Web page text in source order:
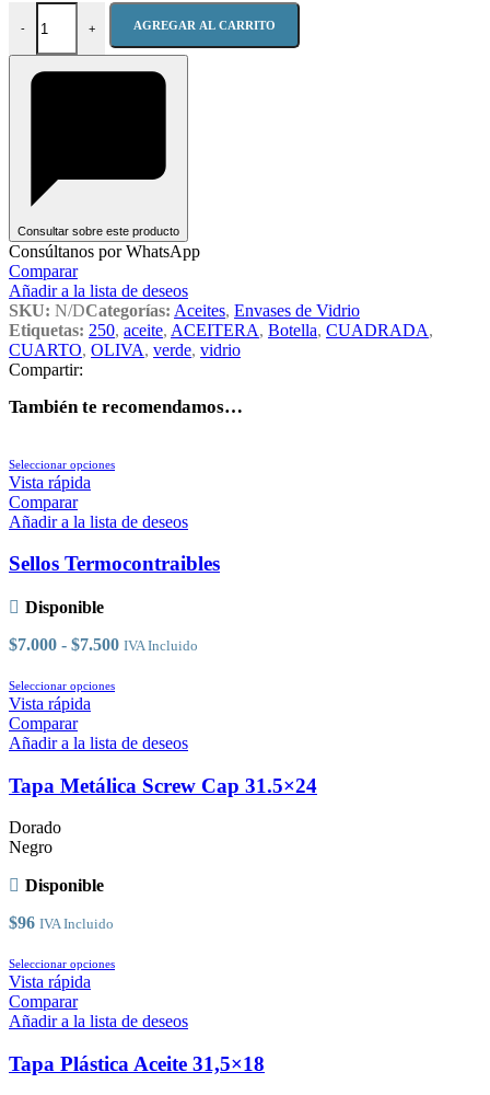
-
Botella Aceite Cuadrada 250 ml B/S cantidad
+ AGREGAR AL CARRITO
Consultar sobre este producto
Consúltanos por WhatsApp
Comparar
Añadir a la lista de deseos
SKU: N/DCategorías: Aceites, Envases de Vidrio
Etiquetas: 250, aceite, ACEITERA, Botella, CUADRADA,
CUARTO, OLIVA, verde, vidrio
Compartir:
También te recomendamos…
Seleccionar opcionesEste
múltiples
Las
elegir
página
producto
Vista rápida
Comparar
Añadir a la lista de deseos
Sellos Termocontraibles
Disponible
$7.000 - $7.500Rango
hasta
IVA Incluido
Seleccionar opcionesEste
múltiples
Las
opciones
producto
Vista rápida
Comparar
Añadir a la lista de deseos
Tapa Metálica Screw Cap 31.5×24
Dorado
Negro
Disponible
$96 IVA Incluido
Seleccionar opcionesEste
múltiples
Las
Vista rápida
Comparar
Añadir a la lista de deseos
Tapa Plástica Aceite 31,5×18